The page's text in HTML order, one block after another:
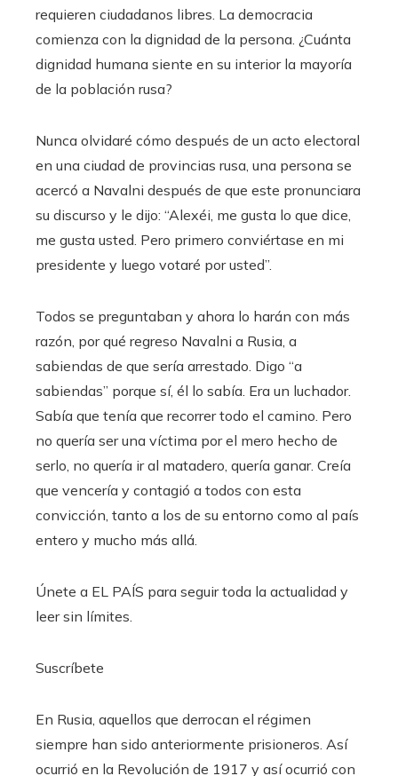
requieren ciudadanos libres. La democracia
comienza con la dignidad de la persona. ¿Cuánta
dignidad humana siente en su interior la mayoría
de la población rusa?
Nunca olvidaré cómo después de un acto electoral
en una ciudad de provincias rusa, una persona se
acercó a Navalni después de que este pronunciara
su discurso y le dijo: “Alexéi, me gusta lo que dice,
me gusta usted. Pero primero conviértase en mi
presidente y luego votaré por usted”.
Todos se preguntaban y ahora lo harán con más
razón, por qué regreso Navalni a Rusia, a
sabiendas de que sería arrestado. Digo “a
sabiendas” porque sí, él lo sabía. Era un luchador.
Sabía que tenía que recorrer todo el camino. Pero
no quería ser una víctima por el mero hecho de
serlo, no quería ir al matadero, quería ganar. Creía
que vencería y contagió a todos con esta
convicción, tanto a los de su entorno como al país
entero y mucho más allá.
Únete a EL PAÍS para seguir toda la actualidad y
leer sin límites.
Suscríbete
En Rusia, aquellos que derrocan el régimen
siempre han sido anteriormente prisioneros. Así
ocurrió en la Revolución de 1917 y así ocurrió con